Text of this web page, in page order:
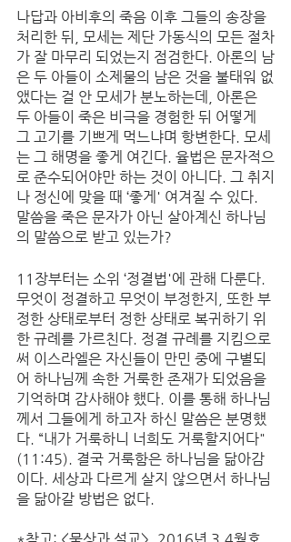
나답과 아비후의 죽음 이후 그들의 송장을
처리한 뒤, 모세는 제단 가동식의 모든 절차
가 잘 마무리 되었는지 점검한다. 아론의 남
은 두 아들이 소제물의 남은 것을 불태워 없
앴다는 걸 안 모세가 분노하는데, 아론은
두 아들이 죽은 비극을 경험한 뒤 어떻게
그 고기를 기쁘게 먹느냐며 항변한다. 모세
는 그 해명을 좋게 여긴다. 율법은 문자적으
로 준수되어야만 하는 것이 아니다. 그 취지
나 정신에 맞을 때 ‘좋게' 여겨질 수 있다.
말씀을 죽은 문자가 아닌 살아계신 하나님
의 말씀으로 받고 있는가?
11장부터는 소위 ‘정결법'에 관해 다룬다.
무엇이 정결하고 무엇이 부정한지, 또한 부
정한 상태로부터 정한 상태로 복귀하기 위
한 규례를 가르친다. 정결 규례를 지킴으로
써 이스라엘은 자신들이 만민 중에 구별되
어 하나님께 속한 거룩한 존재가 되었음을
기억하며 감사해야 했다. 이를 통해 하나님
께서 그들에게 하고자 하신 말씀은 분명했
다. “내가 거룩하니 너희도 거룩할지어다"
(11:45). 결국 거룩함은 하나님을 닮아감
이다. 세상과 다르게 살지 않으면서 하나님
을 닮아갈 방법은 없다.